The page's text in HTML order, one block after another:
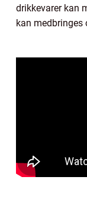
drikkevarer kan
kan medbringes